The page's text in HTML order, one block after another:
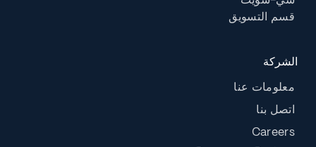
قسم التسويق
الشركة
معلومات عنا
اتصل بنا
Careers